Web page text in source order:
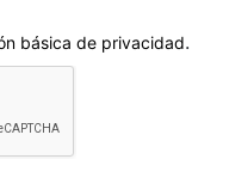
básica de privacidad.